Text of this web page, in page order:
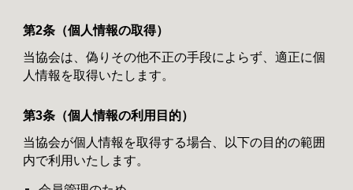
第2条（個人情報の取得）
当協会は、偽りその他不正の手段によらず、適正に個
人情報を取得いたします。
第3条（個人情報の利用目的）
当協会が個人情報を取得する場合、以下の目的の範囲
内で利用いたします。